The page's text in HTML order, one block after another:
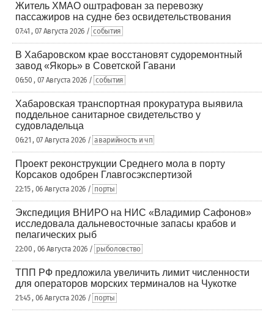
Житель ХМАО оштрафован за перевозку
пассажиров на судне без освидетельствования
07:41 , 07 Августа 2026 / события
В Хабаровском крае восстановят судоремонтный
завод «Якорь» в Советской Гавани
06:50 , 07 Августа 2026 / события
Хабаровская транспортная прокуратура выявила
поддельное санитарное свидетельство у
судовладельца
06:21 , 07 Августа 2026 / аварийность и чп
Проект реконструкции Среднего мола в порту
Корсаков одобрен Главгосэкспертизой
22:15 , 06 Августа 2026 / порты
Экспедиция ВНИРО на НИС «Владимир Сафонов»
исследовала дальневосточные запасы крабов и
пелагических рыб
22:00 , 06 Августа 2026 / рыболовство
ТПП РФ предложила увеличить лимит численности
для операторов морских терминалов на Чукотке
21:45 , 06 Августа 2026 / порты